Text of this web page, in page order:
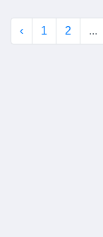
‹ 1 2 ...